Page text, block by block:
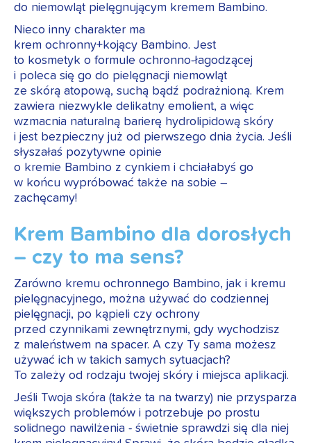
do niemowląt pielęgnującym kremem Bambino.
Nieco inny charakter ma
krem ochronny+kojący Bambino. Jest
to kosmetyk o formule ochronno-łagodzącej
i poleca się go do pielęgnacji niemowląt
ze skórą atopową, suchą bądź podrażnioną. Krem
zawiera niezwykle delikatny emolient, a więc
wzmacnia naturalną barierę hydrolipidową skóry
i jest bezpieczny już od pierwszego dnia życia. Jeśli
słyszałaś pozytywne opinie
o kremie Bambino z cynkiem i chciałabyś go
w końcu wypróbować także na sobie –
zachęcamy!
Krem Bambino dla dorosłych
– czy to ma sens?
Zarówno kremu ochronnego Bambino, jak i kremu
pielęgnacyjnego, można używać do codziennej
pielęgnacji, po kąpieli czy ochrony
przed czynnikami zewnętrznymi, gdy wychodzisz
z maleństwem na spacer. A czy Ty sama możesz
używać ich w takich samych sytuacjach?
To zależy od rodzaju twojej skóry i miejsca aplikacji.
Jeśli Twoja skóra (także ta na twarzy) nie przysparza
większych problemów i potrzebuje po prostu
solidnego nawilżenia - świetnie sprawdzi się dla niej